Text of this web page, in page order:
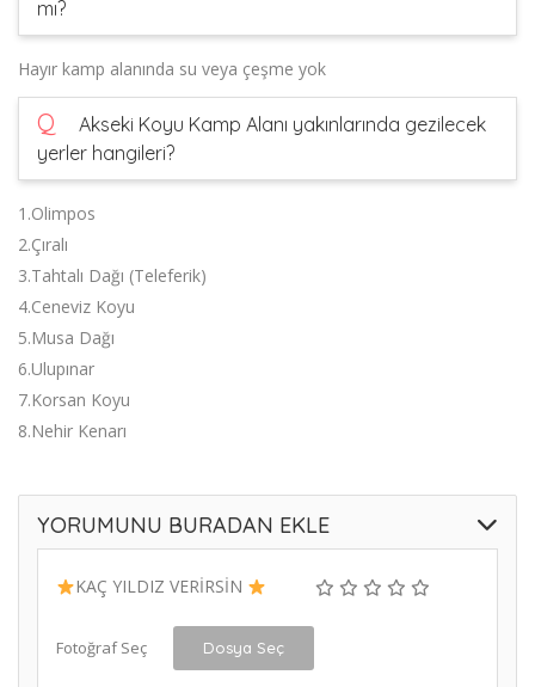
mı?
Hayır kamp alanında su veya çeşme yok
Q
Akseki Koyu Kamp Alanı yakınlarında gezilecek
yerler hangileri?
1.Olimpos
2.Çıralı
3.Tahtalı Dağı (Teleferik)
4.Ceneviz Koyu
5.Musa Dağı
6.Ulupınar
7.Korsan Koyu
8.Nehir Kenarı
YORUMUNU BURADAN EKLE
KAÇ YILDIZ VERİRSİN
Fotoğraf Seç Dosya Seç